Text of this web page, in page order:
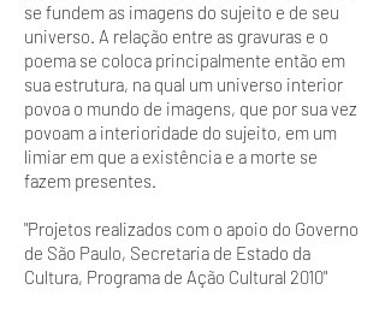
se fundem as imagens do sujeito e de seu
universo. A relação entre as gravuras e o
poema se coloca principalmente então em
sua estrutura, na qual um universo interior
povoa o mundo de imagens, que por sua vez
povoam a interioridade do sujeito, em um
limiar em que a existência e a morte se
fazem presentes.
"Projetos realizados com o apoio do Governo
de São Paulo, Secretaria de Estado da
Cultura, Programa de Ação Cultural 2010"